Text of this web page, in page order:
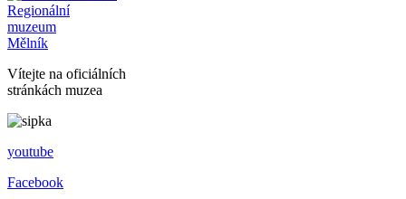
Regionální
muzeum
Mělník
Vítejte na oficiálních
stránkách muzea
youtube
Facebook